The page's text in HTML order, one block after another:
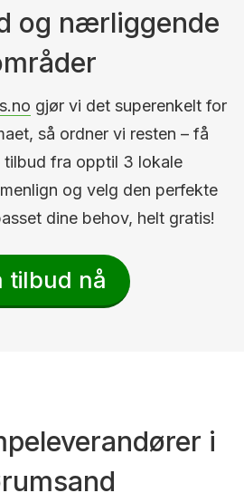
og nærliggende
gjør vi det superenkelt for
så ordner vi resten – få
tilbud fra opptil 3 lokale
og velg den perfekte
dine behov, helt gratis!
tilbud nå
i